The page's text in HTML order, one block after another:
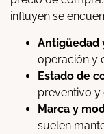
influyen se
Antigüedad
operación y
Estado de
preventivo y
Marca y
suelen